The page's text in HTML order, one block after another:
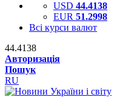
USD 44.4138
EUR 51.2998
Всі курси валют
44.4138
Авторизація
Пошук
RU